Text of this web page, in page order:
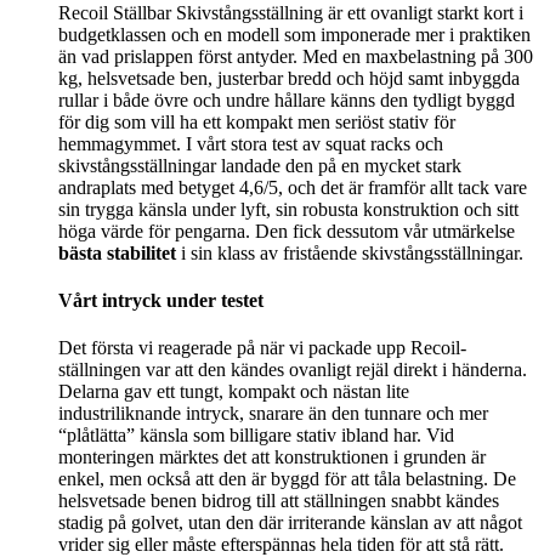
Recoil Ställbar Skivstångsställning är ett ovanligt starkt kort i
budgetklassen och en modell som imponerade mer i praktiken
än vad prislappen först antyder. Med en maxbelastning på 300
kg, helsvetsade ben, justerbar bredd och höjd samt inbyggda
rullar i både övre och undre hållare känns den tydligt byggd
för dig som vill ha ett kompakt men seriöst stativ för
hemmagymmet. I vårt stora test av squat racks och
skivstångsställningar landade den på en mycket stark
andraplats med betyget 4,6/5, och det är framför allt tack vare
sin trygga känsla under lyft, sin robusta konstruktion och sitt
höga värde för pengarna. Den fick dessutom vår utmärkelse
bästa stabilitet i sin klass av fristående skivstångsställningar.
Vårt intryck under testet
Det första vi reagerade på när vi packade upp Recoil-
ställningen var att den kändes ovanligt rejäl direkt i händerna.
Delarna gav ett tungt, kompakt och nästan lite
industriliknande intryck, snarare än den tunnare och mer
“plåtlätta” känsla som billigare stativ ibland har. Vid
monteringen märktes det att konstruktionen i grunden är
enkel, men också att den är byggd för att tåla belastning. De
helsvetsade benen bidrog till att ställningen snabbt kändes
stadig på golvet, utan den där irriterande känslan av att något
vrider sig eller måste efterspännas hela tiden för att stå rätt.